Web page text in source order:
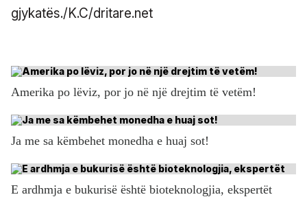
gjykatës./K.C/dritare.net
Amerika po lëviz, por jo në një drejtim të vetëm!
Ja me sa këmbehet monedha e huaj sot!
E ardhmja e bukurisë është bioteknologjia, ekspertët